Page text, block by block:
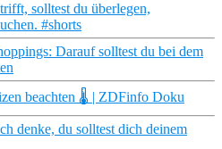
solltest du überlegen,
#shorts
Darauf solltest du bei dem
beachten 🌡️ | ZDFinfo Doku
denke, du solltest dich deinem